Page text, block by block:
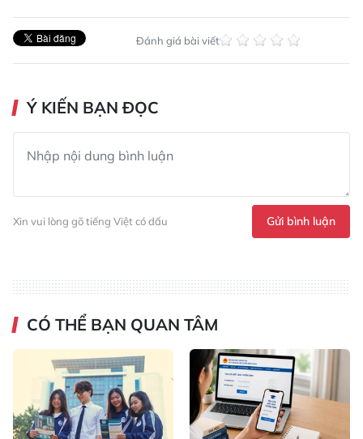
Đánh giá bài viết
Ý KIẾN BẠN ĐỌC
Xin vui lòng gõ tiếng Việt có dấu Gửi bình luận
CÓ THỂ BẠN QUAN TÂM